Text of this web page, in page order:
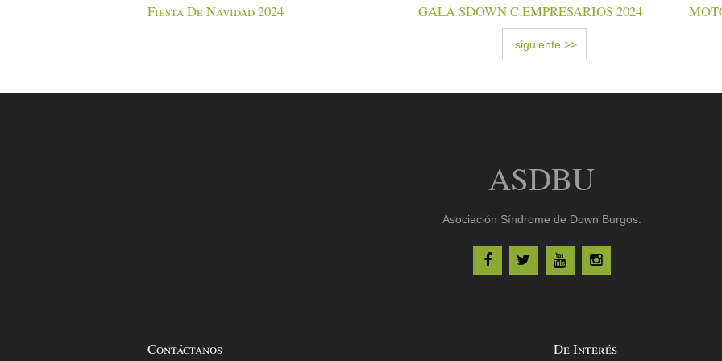
Fiesta De Navidad 2024 GALA SDOWN C.EMPRESARIOS 2024
siguiente >>
ASDBU
Asociación Síndrome de Down Burgos.
Contáctanos De Interés